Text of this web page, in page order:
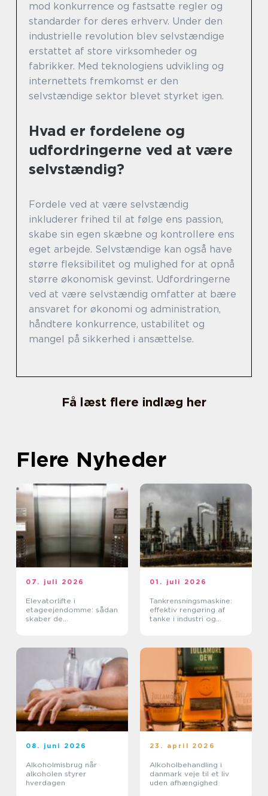
mod konkurrence og fastsatte regler og
standarder for deres erhverv. Under den
industrielle revolution blev selvstændige
erstattet af store virksomheder og
fabrikker. Med teknologiens udvikling og
internettets fremkomst er den
selvstændige sektor blevet styrket igen.
Hvad er fordelene og
udfordringerne ved at være
selvstændig?
Fordele ved at være selvstændig
inkluderer frihed til at følge ens passion,
skabe sin egen skæbne og kontrollere ens
eget arbejde. Selvstændige kan også have
større fleksibilitet og mulighed for at opnå
større økonomisk gevinst. Udfordringerne
ved at være selvstændig omfatter at bære
ansvaret for økonomi og administration,
håndtere konkurrence, ustabilitet og
mangel på sikkerhed i ansættelse.
Få læst flere indlæg her
Flere Nyheder
07. juli 2026
Elevatorlifte i
etageejendomme: sådan
skaber de
01. juli 2026
Tankrensningsmaskine:
effektiv rengøring af
tanke i industri og
08. juni 2026
Alkoholmisbrug når
alkoholen styrer
hverdagen
23. april 2026
Alkoholbehandling i
danmark veje til et liv
uden afhængighed